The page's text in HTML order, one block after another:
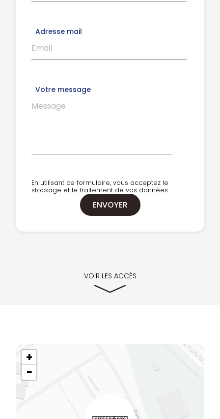
Adresse mail
Votre message
En utilisant ce formulaire, vous acceptez le
stockage et le traitement de vos données.
VOIR LES ACCÈS
+
−